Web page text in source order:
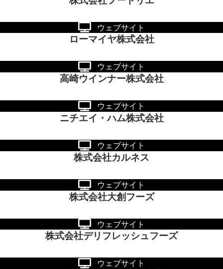
ウェブサイト
ローマイヤ株式会社
ウェブサイト
高崎ウインナー株式会社
ウェブサイト
ニチエイ・ハム株式会社
ウェブサイト
株式会社カルネス
ウェブサイト
株式会社大創フーズ
ウェブサイト
株式会社デリフレッシュフーズ
ウェブサイト